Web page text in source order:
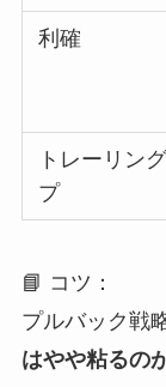
利確
トレーリン
プ
📘 コツ：
プルバック戦
はやや粘るの